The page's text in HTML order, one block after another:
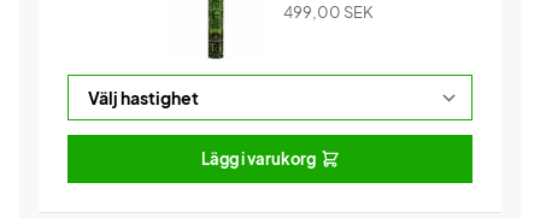
499,00 SEK
Lägg i varukorg